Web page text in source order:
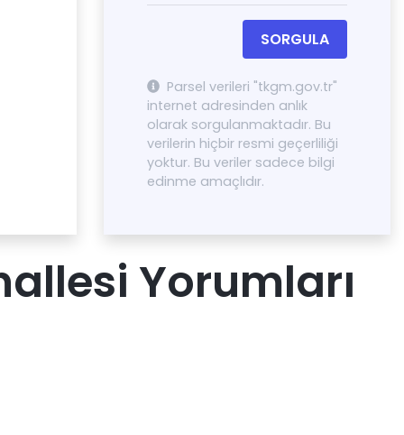
SORGULA
Parsel verileri "tkgm.gov.tr"
internet adresinden anlık
olarak sorgulanmaktadır. Bu
verilerin hiçbir resmi geçerliliği
yoktur. Bu veriler sadece bilgi
edinme amaçlıdır.
Yorumları